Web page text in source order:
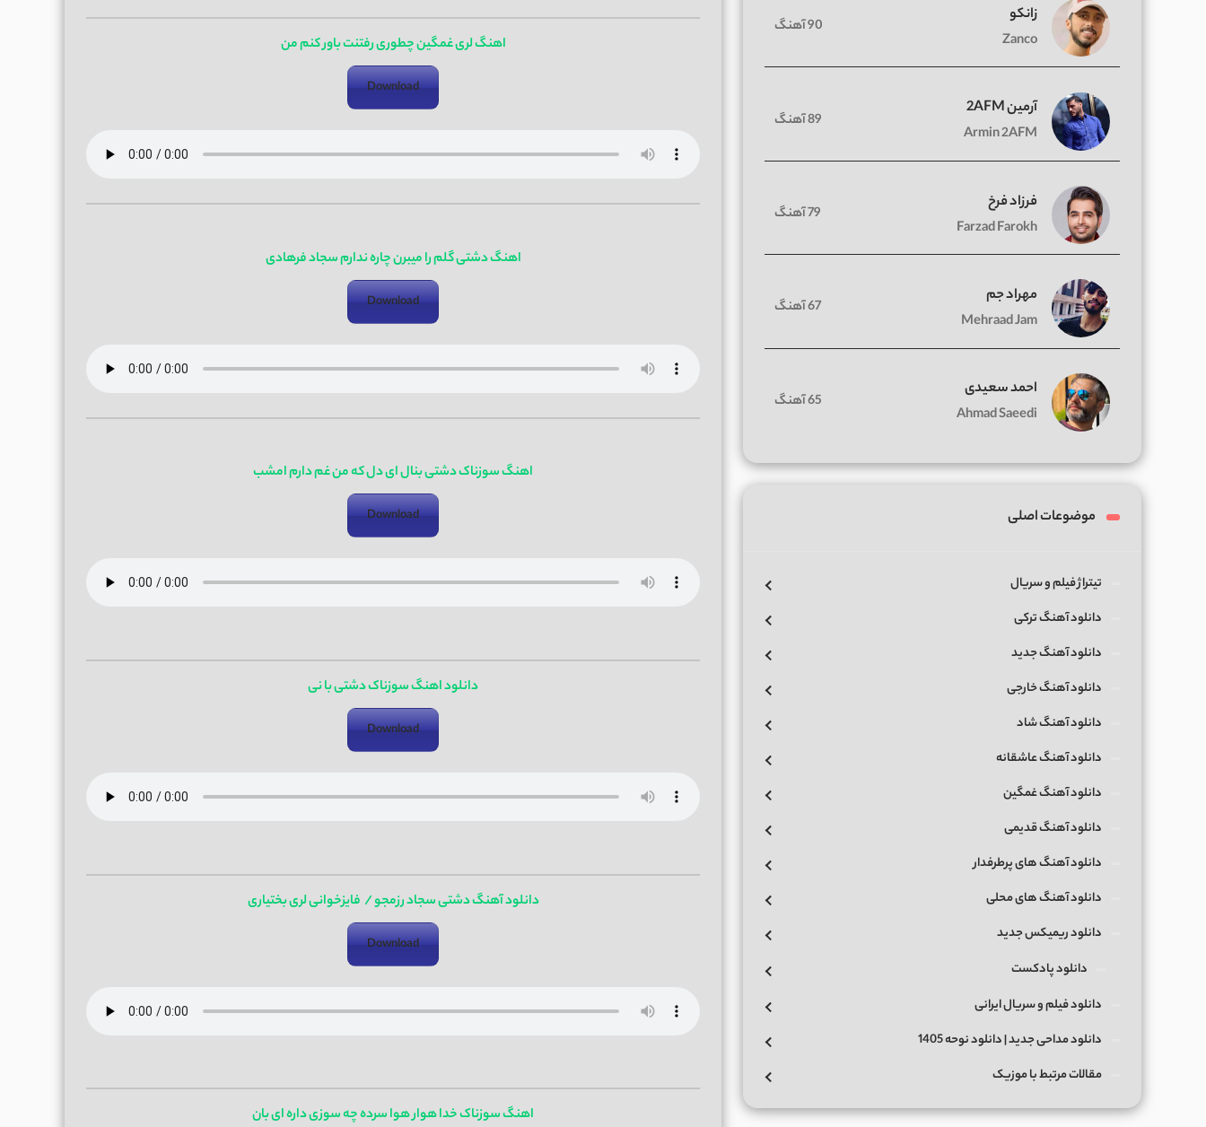
اهنگ لری غمگین چطوری رفتنت باور کنم من
Download
اهنگ دشتی گلم را میبرن چاره ندارم سجاد فرهادی
Download
اهنگ سوزناک دشتی بنال ای دل که من غم دارم امشب
Download
دانلود اهنگ سوزناک دشتی با نی
Download
دانلود آهنگ دشتی سجاد رزمجو / فایزخوانی لری بختیاری
Download
اهنگ سوزناک خدا هوار هوا سرده چه سوزی داره ای بان
زانکو
Zanco
90 آهنگ
آرمین 2AFM
Armin 2AFM
89 آهنگ
فرزاد فرخ
Farzad Farokh
79 آهنگ
مهراد جم
Mehraad Jam
67 آهنگ
احمد سعیدی
Ahmad Saeedi
65 آهنگ
موضوعات اصلی
تیتراژ فیلم و سریال
دانلود آهنگ ترکی
دانلود آهنگ جدید
دانلود آهنگ خارجی
دانلود آهنگ شاد
دانلود آهنگ عاشقانه
دانلود آهنگ غمگین
دانلود آهنگ قدیمی
دانلود آهنگ های پرطرفدار
دانلود آهنگ های محلی
دانلود ریمیکس جدید
دانلود پادکست
دانلود فیلم و سریال ایرانی
دانلود مداحی جدید | دانلود نوحه 1405
مقالات مرتبط با موزیک